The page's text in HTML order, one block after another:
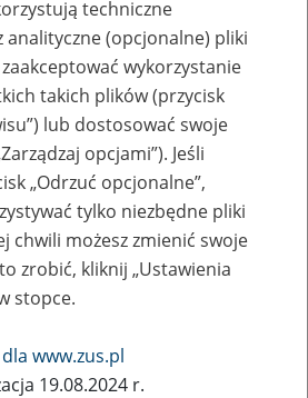
techniczne
analityczne (opcjonalne) pliki
wykorzystanie
takich plików (przycisk
lub dostosować swoje
opcjami”). Jeśli
„Odrzuć opcjonalne”,
tylko niezbędne pliki
chwili możesz zmienić swoje
zrobić, kliknij „Ustawienia
stopce.
www.zus.pl
19.08.2024 r.